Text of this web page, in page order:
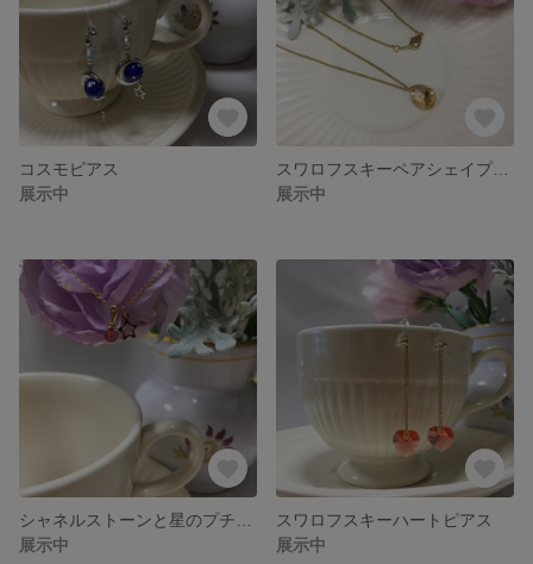
コスモピアス
展示中
スワロフスキーペアシェイプ一粒ネックレス
展示中
展示中
スワロフスキーハートピアス
展示中